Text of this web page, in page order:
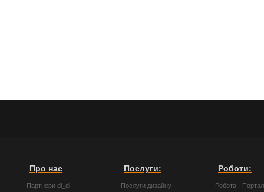
Про нас
Партнери di_di
Послуги:
Послуги дизайну
Роботи:
Робота -